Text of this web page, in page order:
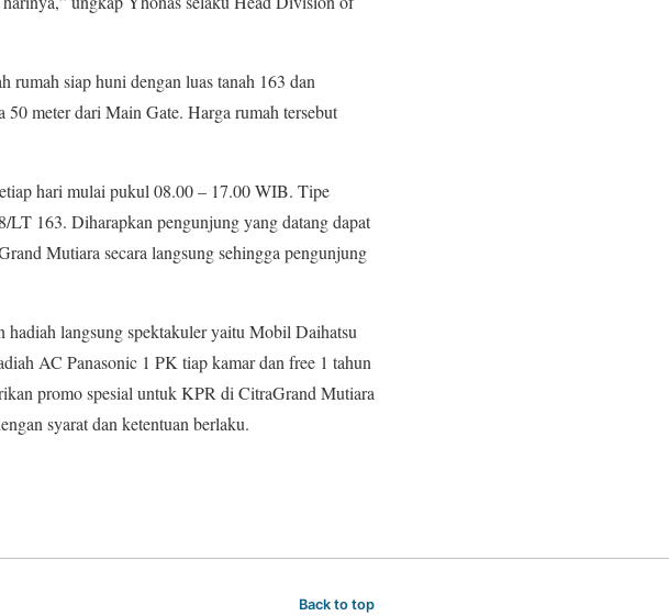
rumah siap huni dengan luas tanah 163 dan
meter dari Main Gate. Harga rumah tersebut
hari mulai pukul 08.00 – 17.00 WIB. Tipe
163. Diharapkan pengunjung yang datang dapat
Mutiara secara langsung sehingga pengunjung
langsung spektakuler yaitu Mobil Daihatsu
AC Panasonic 1 PK tiap kamar dan free 1 tahun
promo spesial untuk KPR di CitraGrand Mutiara
syarat dan ketentuan berlaku.
Back to top